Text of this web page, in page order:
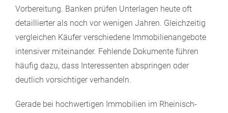
Vorbereitung. Banken prüfen Unterlagen heute oft
detaillierter als noch vor wenigen Jahren. Gleichzeitig
vergleichen Käufer verschiedene Immobilienangebote
intensiver miteinander. Fehlende Dokumente führen
häufig dazu, dass Interessenten abspringen oder
deutlich vorsichtiger verhandeln.
Gerade bei hochwertigen Immobilien im Rheinisch-